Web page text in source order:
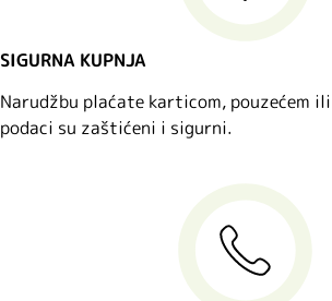
SIGURNA KUPNJA
Narudžbu plaćate karticom, pouzećem
podaci su zaštićeni i sigurni.